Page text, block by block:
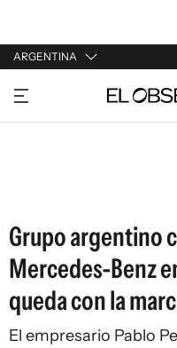
ARGENTINA
URUGUAY
ARGENTINA
Grupo argentino
Mercedes-Benz
queda con la
El empresario Pablo